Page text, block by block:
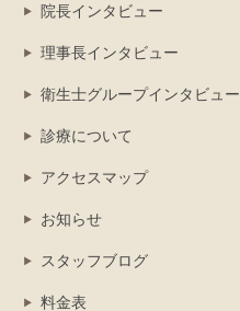
院長インタビュー
理事長インタビュー
衛生士グループインタビュー
診療について
アクセスマップ
お知らせ
スタッフブログ
料金表